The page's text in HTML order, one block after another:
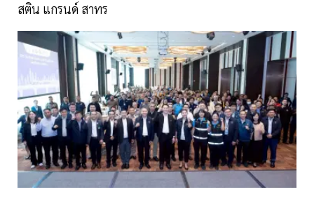
สติน แกรนด์ สาทร